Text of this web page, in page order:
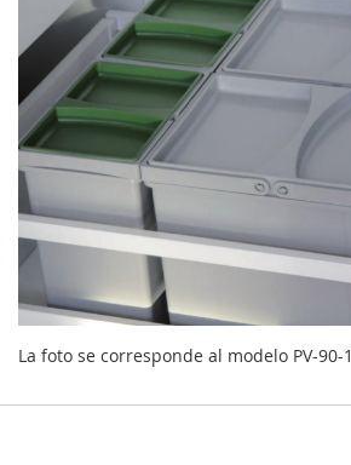
La foto se corresponde al modelo PV-90-1